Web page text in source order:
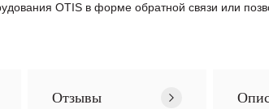
OTIS в формe обратной связи или
Отзывы